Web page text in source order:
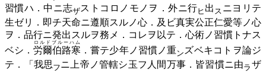
習慣ハ．中ニ志ザストコロノモノヲ．外ニ行ヒ 出 ス ニヨリテ
生ゼリ．即チ天命ニ遵順スルノ心．及ビ真実公正仁愛等ノ心
ヲ．品行ニ発出スルヲ務メ．コレヲ以テ．心術ノ習慣トナス
ベシ． 労爾伯路寒
ロルドブルーハム
．嘗テ少年ノ習慣ノ重ン ズベキコトヲ論ジ
テ．「我思フニ上帝ノ管轄シ玉フ人間万事．皆習慣ニ由ラ ザ